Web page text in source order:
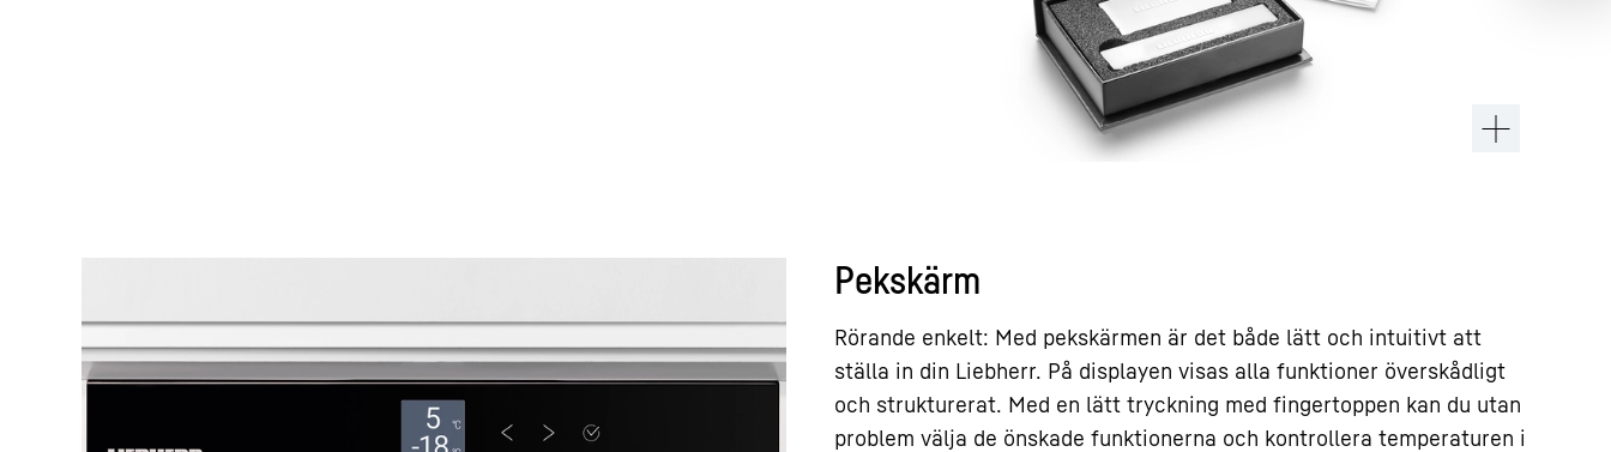
Pekskärm
Rörande enkelt: Med pekskärmen är det både lätt och intuitivt att
ställa in din Liebherr. På displayen visas alla funktioner överskådligt
och strukturerat. Med en lätt tryckning med fingertoppen kan du utan
problem välja de önskade funktionerna och kontrollera temperaturen i